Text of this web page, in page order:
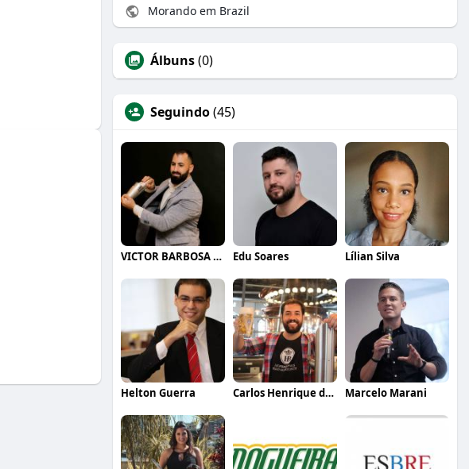
Morando em Brazil
Álbuns(0)
Seguindo(45)
VICTOR BARBOSA QUARANTA Edu Soares Lílian Silva
Helton Guerra Carlos Henrique de Faria Vasconcelos Marcelo Marani